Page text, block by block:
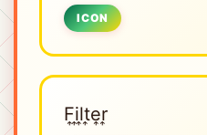
ICON
F͎i͎l͎t͎e͎r͎